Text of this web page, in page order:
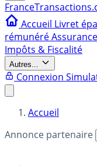
France
Accueil Livret
rémunéré
Impôts & Fiscalité
Autres...
Connexion
Accueil
Annonce partenaire